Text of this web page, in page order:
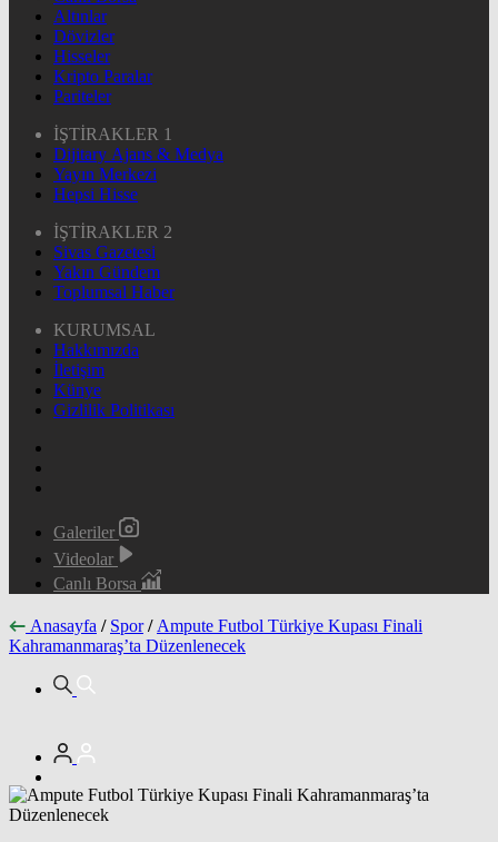
Altınlar
Dövizler
Hisseler
Kripto Paralar
Pariteler
İŞTİRAKLER 1
Dijitary Ajans & Medya
Yayın Merkezi
Hepsi Hisse
İŞTİRAKLER 2
Sivas Gazetesi
Yakın Gündem
Toplumsal Haber
KURUMSAL
Hakkımızda
İletişim
Künye
Gizlilik Politikası
Galeriler
Videolar
Canlı Borsa
Anasayfa / Spor / Ampute Futbol Türkiye Kupası Finali
Kahramanmaraş’ta Düzenlenecek